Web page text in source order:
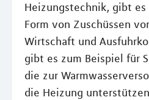
Heizungstechnik, gibt
Form von Zuschüssen
Wirtschaft und
gibt es zum Beispiel für
die zur
die Heizung